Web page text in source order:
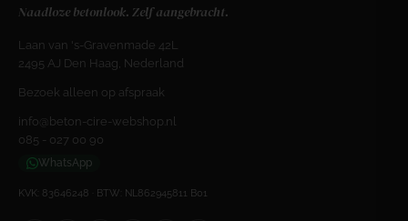
Naadloze betonlook. Zelf aangebracht.
Laan van 's-Gravenmade 42L
2495 AJ Den Haag, Nederland
Bezoek alleen op afspraak
info@beton-cire-webshop.nl
085 - 027 00 90
WhatsApp
KVK: 83646248 · BTW: NL862945811 B01